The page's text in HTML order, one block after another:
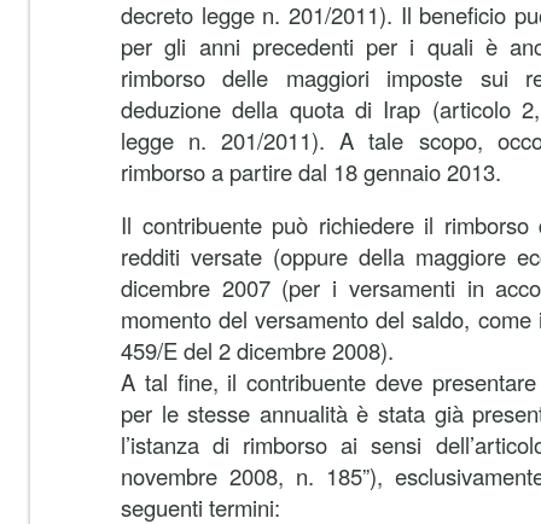
decreto legge n. 201/2011). Il beneficio
per gli anni precedenti per i quali è
rimborso delle maggiori imposte sui
deduzione della quota di Irap (articolo
legge n. 201/2011). A tale scopo,
rimborso a partire dal 18 gennaio 2013.
Il contribuente può richiedere il
redditi versate (oppure della maggiore
dicembre 2007 (per i versamenti in
momento del versamento del saldo,
459/E del 2 dicembre 2008).
A tal fine, il contribuente deve
per le stesse annualità è stata già
l’istanza di rimborso ai sensi
novembre 2008, n. 185”),
seguenti termini: